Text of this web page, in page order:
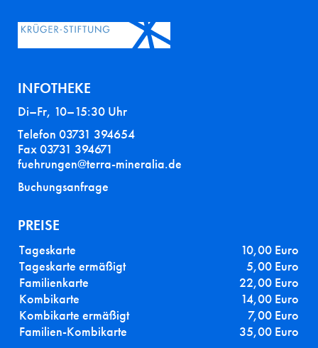
INFOTHEKE
Di–Fr, 10–15:30 Uhr
Telefon 03731 394654
Fax 03731 394671
fuehrungen@terra-mineralia.de
Buchungsanfrage
PREISE
Tageskarte
10,00 Euro
Tageskarte ermäßigt
5,00 Euro
Familienkarte
22,00 Euro
Kombikarte
14,00 Euro
Kombikarte ermäßigt
7,00 Euro
Familien-Kombikarte
35,00 Euro